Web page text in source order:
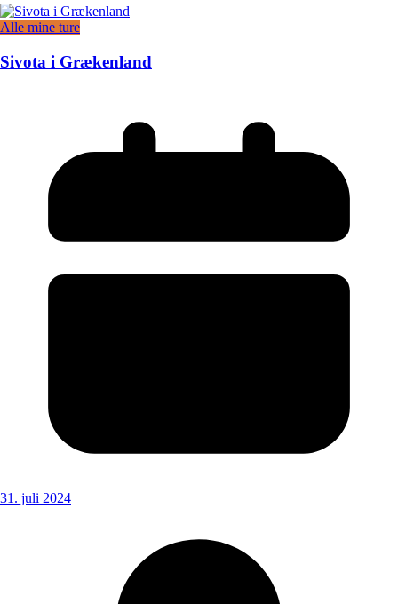
Alle mine ture
Sivota i Grækenland
31. juli 2024